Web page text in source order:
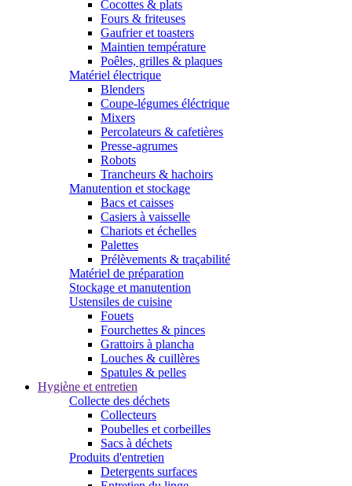
Cocottes & plats
Fours & friteuses
Gaufrier et toasters
Maintien température
Poêles, grilles & plaques
Matériel électrique
Blenders
Coupe-légumes éléctrique
Mixers
Percolateurs & cafetières
Presse-agrumes
Robots
Trancheurs & hachoirs
Manutention et stockage
Bacs et caisses
Casiers à vaisselle
Chariots et échelles
Palettes
Prélèvements & traçabilité
Matériel de préparation
Stockage et manutention
Ustensiles de cuisine
Fouets
Fourchettes & pinces
Grattoirs à plancha
Louches & cuillères
Spatules & pelles
Hygiène et entretien
Collecte des déchets
Collecteurs
Poubelles et corbeilles
Sacs à déchets
Produits d'entretien
Detergents surfaces